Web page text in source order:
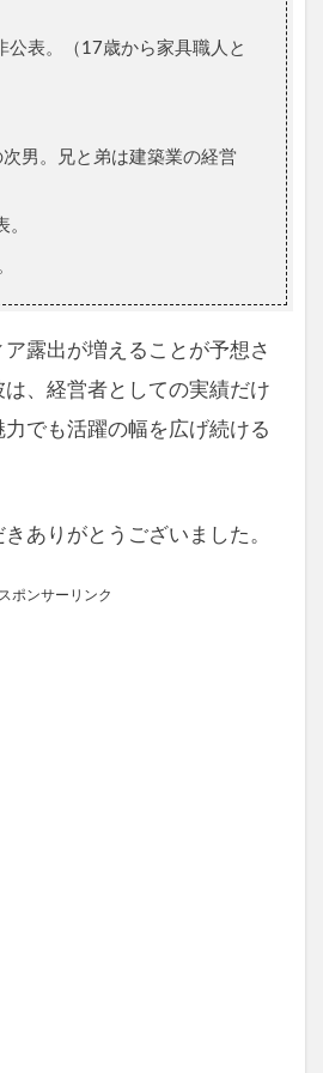
公表。（17歳から家具職人と
男。兄と弟は建築業の経営
。
露出が増えることが予想さ
、経営者としての実績だけ
でも活躍の幅を広げ続ける
ありがとうございました。
スポンサーリンク